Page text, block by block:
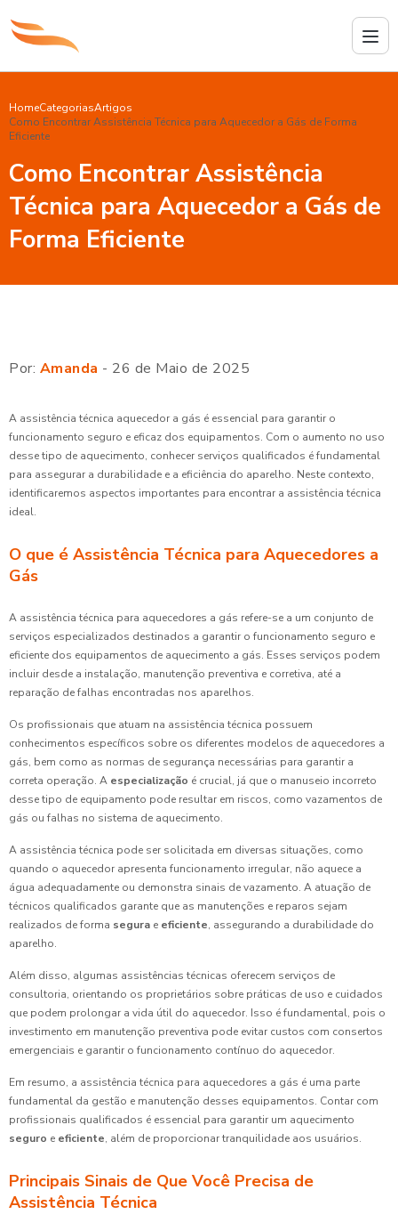
HomeCategoriasArtigos
Como Encontrar Assistência Técnica para Aquecedor a Gás de Forma
Eficiente
Como Encontrar Assistência
Técnica para Aquecedor a Gás de
Forma Eficiente
Por: Amanda - 26 de Maio de 2025
A assistência técnica aquecedor a gás é essencial para garantir o
funcionamento seguro e eficaz dos equipamentos. Com o aumento no uso
desse tipo de aquecimento, conhecer serviços qualificados é fundamental
para assegurar a durabilidade e a eficiência do aparelho. Neste contexto,
identificaremos aspectos importantes para encontrar a assistência técnica
ideal.
O que é Assistência Técnica para Aquecedores a
Gás
A assistência técnica para aquecedores a gás refere-se a um conjunto de
serviços especializados destinados a garantir o funcionamento seguro e
eficiente dos equipamentos de aquecimento a gás. Esses serviços podem
incluir desde a instalação, manutenção preventiva e corretiva, até a
reparação de falhas encontradas nos aparelhos.
Os profissionais que atuam na assistência técnica possuem
conhecimentos específicos sobre os diferentes modelos de aquecedores a
gás, bem como as normas de segurança necessárias para garantir a
correta operação. A especialização é crucial, já que o manuseio incorreto
desse tipo de equipamento pode resultar em riscos, como vazamentos de
gás ou falhas no sistema de aquecimento.
A assistência técnica pode ser solicitada em diversas situações, como
quando o aquecedor apresenta funcionamento irregular, não aquece a
água adequadamente ou demonstra sinais de vazamento. A atuação de
técnicos qualificados garante que as manutenções e reparos sejam
realizados de forma segura e eficiente, assegurando a durabilidade do
aparelho.
Além disso, algumas assistências técnicas oferecem serviços de
consultoria, orientando os proprietários sobre práticas de uso e cuidados
que podem prolongar a vida útil do aquecedor. Isso é fundamental, pois o
investimento em manutenção preventiva pode evitar custos com consertos
emergenciais e garantir o funcionamento contínuo do aquecedor.
Em resumo, a assistência técnica para aquecedores a gás é uma parte
fundamental da gestão e manutenção desses equipamentos. Contar com
profissionais qualificados é essencial para garantir um aquecimento
seguro e eficiente, além de proporcionar tranquilidade aos usuários.
Principais Sinais de Que Você Precisa de
Assistência Técnica